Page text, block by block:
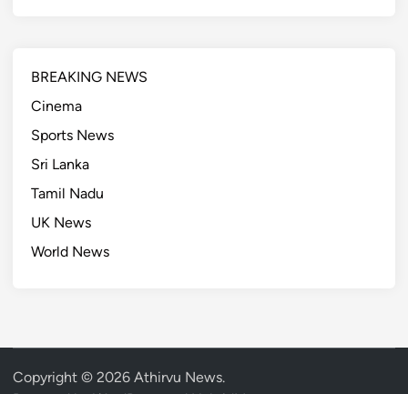
BREAKING NEWS
Cinema
Sports News
Sri Lanka
Tamil Nadu
UK News
World News
Copyright © 2026 Athirvu News.